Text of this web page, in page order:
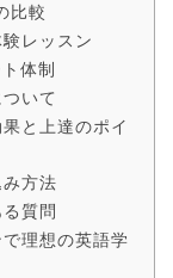
比較
レッスン
体制
いて
と上達のポイ
方法
質問
理想の英語学